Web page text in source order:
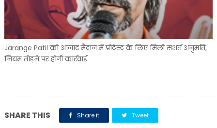
Jarange Patil को आजाद मैदान में प्रोटेस्ट के लिए मिली सशर्त अनुमति,
नियम तोड़ने पर होगी कार्रवाई
SHARE THIS Share it Tweet